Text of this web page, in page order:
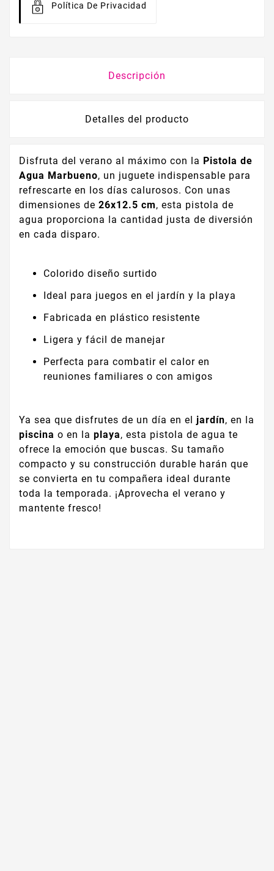
Política De Privacidad
Descripción
Detalles del producto
Disfruta del verano al máximo con la Pistola de
Agua Marbueno, un juguete indispensable para
refrescarte en los días calurosos. Con unas
dimensiones de 26x12.5 cm, esta pistola de
agua proporciona la cantidad justa de diversión
en cada disparo.
Colorido diseño surtido
Ideal para juegos en el jardín y la playa
Fabricada en plástico resistente
Ligera y fácil de manejar
Perfecta para combatir el calor en
reuniones familiares o con amigos
Ya sea que disfrutes de un día en el jardín, en la
piscina o en la playa, esta pistola de agua te
ofrece la emoción que buscas. Su tamaño
compacto y su construcción durable harán que
se convierta en tu compañera ideal durante
toda la temporada. ¡Aprovecha el verano y
mantente fresco!